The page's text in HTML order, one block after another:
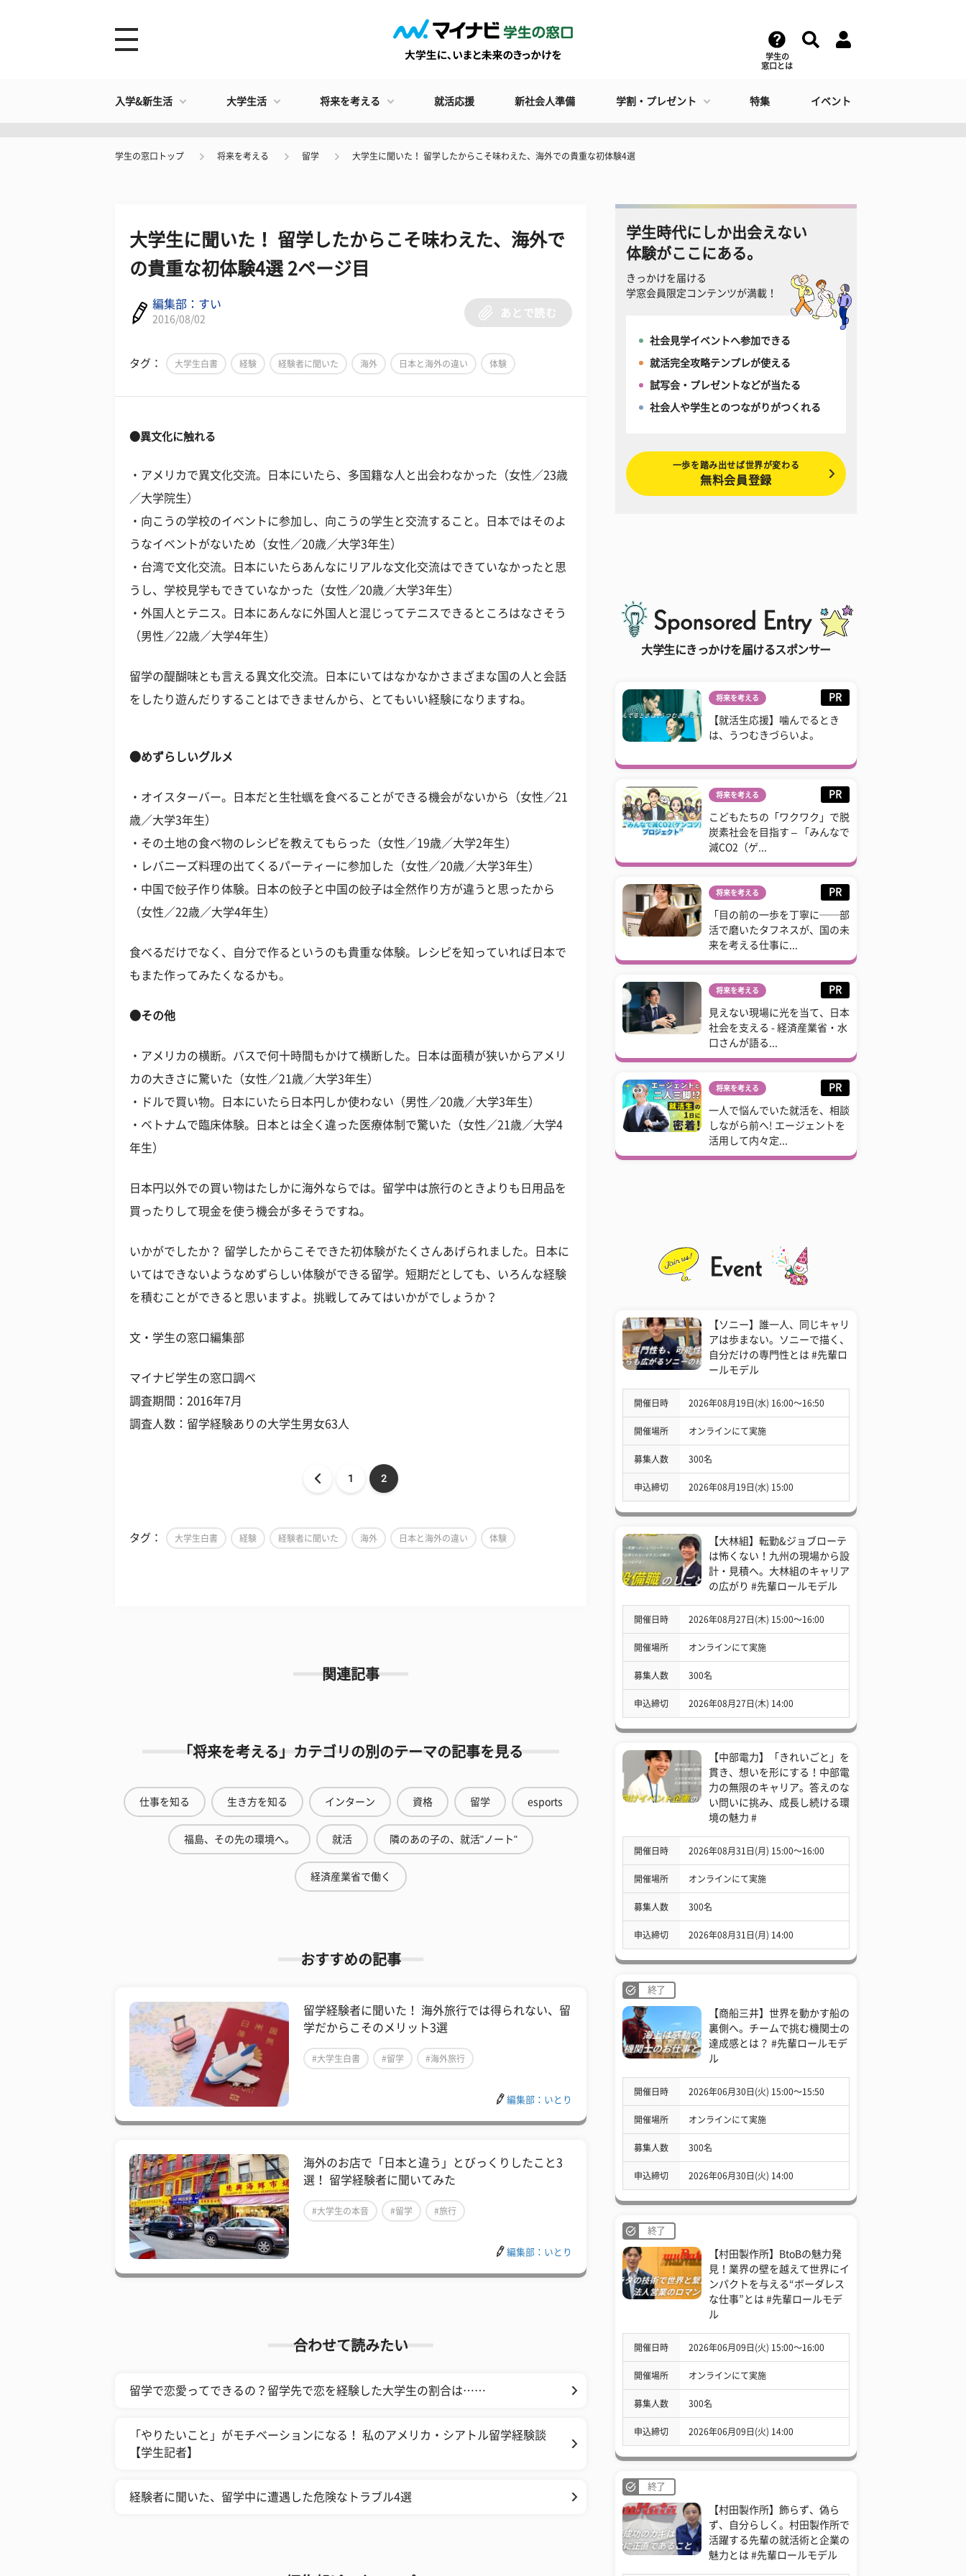
学生の
窓口とは
入学&新生活 大学生活 将来を考える 就活応援 新社会人準備 学割・プレゼント 特集 イベント
学生の窓口トップ 将来を考える 留学 大学生に聞いた！ 留学したからこそ味わえた、海外での貴重な初体験4選
大学生に聞いた！ 留学したからこそ味わえた、海外で
の貴重な初体験4選 2ページ目
編集部：すい
2016/08/02
あとで読む
タグ： 大学生白書 経験 経験者に聞いた 海外 日本と海外の違い 体験
●異文化に触れる
・アメリカで異文化交流。日本にいたら、多国籍な人と出会わなかった（女性／23歳
／大学院生）
・向こうの学校のイベントに参加し、向こうの学生と交流すること。日本ではそのよ
うなイベントがないため（女性／20歳／大学3年生）
・台湾で文化交流。日本にいたらあんなにリアルな文化交流はできていなかったと思
うし、学校見学もできていなかった（女性／20歳／大学3年生）
・外国人とテニス。日本にあんなに外国人と混じってテニスできるところはなさそう
（男性／22歳／大学4年生）
留学の醍醐味とも言える異文化交流。日本にいてはなかなかさまざまな国の人と会話
をしたり遊んだりすることはできませんから、とてもいい経験になりますね。
●めずらしいグルメ
・オイスターバー。日本だと生牡蠣を食べることができる機会がないから（女性／21
歳／大学3年生）
・その土地の食べ物のレシピを教えてもらった（女性／19歳／大学2年生）
・レバニーズ料理の出てくるパーティーに参加した（女性／20歳／大学3年生）
・中国で餃子作り体験。日本の餃子と中国の餃子は全然作り方が違うと思ったから
（女性／22歳／大学4年生）
食べるだけでなく、自分で作るというのも貴重な体験。レシピを知っていれば日本で
もまた作ってみたくなるかも。
●その他
・アメリカの横断。バスで何十時間もかけて横断した。日本は面積が狭いからアメリ
カの大きさに驚いた（女性／21歳／大学3年生）
・ドルで買い物。日本にいたら日本円しか使わない（男性／20歳／大学3年生）
・ベトナムで臨床体験。日本とは全く違った医療体制で驚いた（女性／21歳／大学4
年生）
日本円以外での買い物はたしかに海外ならでは。留学中は旅行のときよりも日用品を
買ったりして現金を使う機会が多そうですね。
いかがでしたか？ 留学したからこそできた初体験がたくさんあげられました。日本に
いてはできないようなめずらしい体験ができる留学。短期だとしても、いろんな経験
を積むことができると思いますよ。挑戦してみてはいかがでしょうか？
文・学生の窓口編集部
マイナビ学生の窓口調べ
調査期間：2016年7月
調査人数：留学経験ありの大学生男女63人
1 2
タグ： 大学生白書 経験 経験者に聞いた 海外 日本と海外の違い 体験
関連記事
「将来を考える」カテゴリの別のテーマの記事を見る
仕事を知る 生き方を知る インターン 資格 留学 esports
福島、その先の環境へ。 就活 隣のあの子の、就活"ノート"
経済産業省で働く
おすすめの記事
留学経験者に聞いた！ 海外旅行では得られない、留
学だからこそのメリット3選
#大学生白書 #留学 #海外旅行
編集部：いとり
海外のお店で「日本と違う」とびっくりしたこと3
選！ 留学経験者に聞いてみた
#大学生の本音 #留学 #旅行
編集部：いとり
合わせて読みたい
​留学で恋愛ってできるの？留学先で恋を経験した大学生の割合は……
「やりたいこと」がモチベーションになる！ 私のアメリカ・シアトル留学経験談
【学生記者】
経験者に聞いた、留学中に遭遇した危険なトラブル4選
学生時代にしか出会えない
体験がここにある。
きっかけを届ける
学窓会員限定コンテンツが満載！
社会見学イベントへ参加できる
就活完全攻略テンプレが使える
試写会・プレゼントなどが当たる
社会人や学生とのつながりがつくれる
一歩を踏み出せば世界が変わる
無料会員登録
大学生にきっかけを届けるスポンサー
将来を考える PR
【就活生応援】噛んでるとき
は、うつむきづらいよ。
将来を考える PR
こどもたちの「ワクワク」で脱
炭素社会を目指す – 「みんなで
減CO2（ゲ...
将来を考える PR
「目の前の一歩を丁寧に──部
活で磨いたタフネスが、国の未
来を考える仕事に...
将来を考える PR
見えない現場に光を当て、日本
社会を支える - 経済産業省・水
口さんが語る...
将来を考える PR
一人で悩んでいた就活を、相談
しながら前へ! エージェントを
活用して内々定...
【ソニー】誰一人、同じキャリ
アは歩まない。ソニーで描く、
自分だけの専門性とは #先輩ロ
ールモデル
開催日時 2026年08月19日(水) 16:00〜16:50
開催場所 オンラインにて実施
募集人数 300名
申込締切 2026年08月19日(水) 15:00
【大林組】転勤&ジョブローテ
は怖くない！九州の現場から設
計・見積へ。大林組のキャリア
の広がり #先輩ロールモデル
開催日時 2026年08月27日(木) 15:00〜16:00
開催場所 オンラインにて実施
募集人数 300名
申込締切 2026年08月27日(木) 14:00
【中部電力】「きれいごと」を
貫き、想いを形にする！中部電
力の無限のキャリア。答えのな
い問いに挑み、成長し続ける環
境の魅力 #
開催日時 2026年08月31日(月) 15:00〜16:00
開催場所 オンラインにて実施
募集人数 300名
申込締切 2026年08月31日(月) 14:00
終了
【商船三井】世界を動かす船の
裏側へ。チームで挑む機関士の
達成感とは？ #先輩ロールモデ
ル
開催日時 2026年06月30日(火) 15:00〜15:50
開催場所 オンラインにて実施
募集人数 300名
申込締切 2026年06月30日(火) 14:00
終了
【村田製作所】BtoBの魅力発
見！業界の壁を越えて世界にイ
ンパクトを与える“ボーダレス
な仕事”とは #先輩ロールモデ
ル
開催日時 2026年06月09日(火) 15:00〜16:00
開催場所 オンラインにて実施
募集人数 300名
申込締切 2026年06月09日(火) 14:00
終了
【村田製作所】飾らず、偽ら
ず、自分らしく。村田製作所で
活躍する先輩の就活術と企業の
魅力とは #先輩ロールモデル